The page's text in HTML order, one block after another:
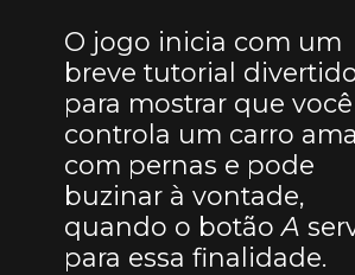
O jogo inicia com um
breve tutorial
para mostrar que você
controla um carro
com pernas e pode
buzinar à vontade,
quando o botãoA
para essa finalidade.